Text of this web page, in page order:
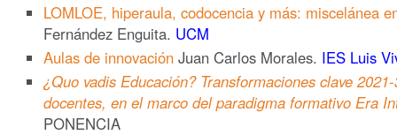
LOMLOE, hiperaula, codocencia y más: miscelánea
Fernández Enguita. UCM
Aulas de innovación Juan Carlos Morales. IES Luis
¿Quo vadis Educación? Transformaciones clave
docentes, en el marco del paradigma formativo Era
PONENCIA